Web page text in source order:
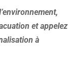
et appelez
à